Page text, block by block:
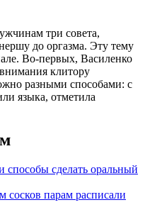
три совета,
до оргазма. Эту тему
Во-первых, Василенко
клитору
разными способами: с
языка, отметила
сделать оральный
парам расписали